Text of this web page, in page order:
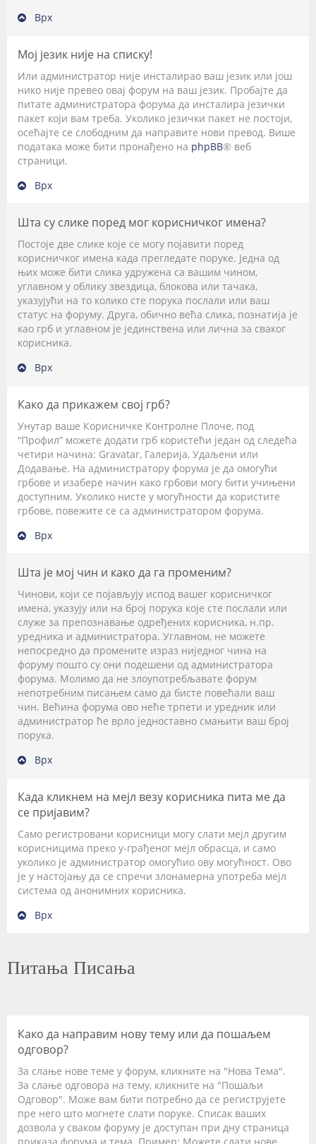
Врх
Мој језик није на списку!
Или администратор није инсталирао ваш језик или још
нико није превео овај форум на ваш језик. Пробајте да
питате администратора форума да инсталира језички
пакет који вам треба. Уколико језички пакет не постоји,
осећајте се слободним да направите нови превод. Више
података може бити пронађено на phpBB® веб
страници.
Врх
Шта су слике поред мог корисничког имена?
Постоје две слике које се могу појавити поред
корисничког имена када прегледате поруке. Једна од
њих може бити слика удружена са вашим чином,
углавном у облику звездица, блокова или тачака,
указујући на то колико сте порука послали или ваш
статус на форуму. Друга, обично већа слика, познатија је
као грб и углавном је јединствена или лична за сваког
корисника.
Врх
Како да прикажем свој грб?
Унутар ваше Корисничке Контролне Плоче, под
“Профил” можете додати грб користећи један од следећа
четири начина: Gravatar, Галерија, Удаљени или
Додавање. На администратору форума је да омогући
грбове и изабере начин како грбови могу бити учињени
доступним. Уколико нисте у могућности да користите
грбове, повежите се са администратором форума.
Врх
Шта је мој чин и како да га променим?
Чинови, који се појављују испод вашег корисничког
имена, указују или на број порука које сте послали или
служе за препознавање одређених корисника, н.пр.
уредника и администратора. Углавном, не можете
непосредно да промените израз ниједног чина на
форуму пошто су они подешени од администратора
форума. Молимо да не злоупотребљавате форум
непотребним писањем само да бисте повећали ваш
чин. Већина форума ово неће трпети и уредник или
администратор ће врло једноставно смањити ваш број
порука.
Врх
Када кликнем на мејл везу корисника пита ме да
се пријавим?
Само регистровани корисници могу слати мејл другим
корисницима преко у-грађеног мејл обрасца, и само
уколико је администратор омогућио ову могућност. Ово
је у настојању да се спречи злонамерна употреба мејл
система од анонимних корисника.
Врх
Питања Писања
Како да направим нову тему или да пошаљем
одговор?
За слање нове теме у форум, кликните на "Нова Тема".
За слање одговора на тему, кликните на "Пошаљи
Одговор". Може вам бити потребно да се региструјете
пре него што могнете слати поруке. Списак ваших
дозвола у сваком форуму је доступан при дну страница